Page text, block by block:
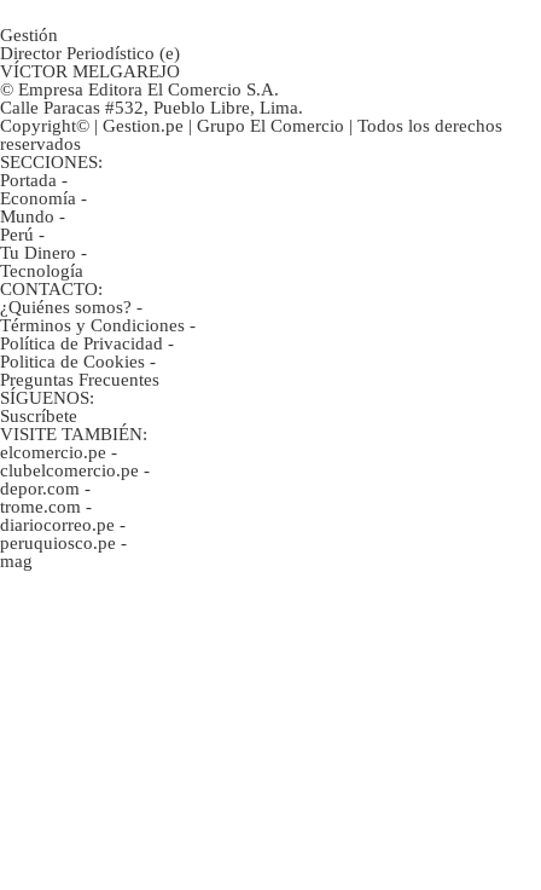
Gestión
Director Periodístico (e)
VÍCTOR MELGAREJO
© Empresa Editora El Comercio S.A.
Calle Paracas #532, Pueblo Libre, Lima.
Copyright© | Gestion.pe | Grupo El Comercio | Todos los derechos
reservados
SECCIONES:
Portada -
Economía -
Mundo -
Perú -
Tu Dinero -
Tecnología
CONTACTO:
¿Quiénes somos? -
Términos y Condiciones -
Política de Privacidad -
Politica de Cookies -
Preguntas Frecuentes
SÍGUENOS:
Suscríbete
VISITE TAMBIÉN:
elcomercio.pe -
clubelcomercio.pe -
depor.com -
trome.com -
diariocorreo.pe -
peruquiosco.pe -
mag